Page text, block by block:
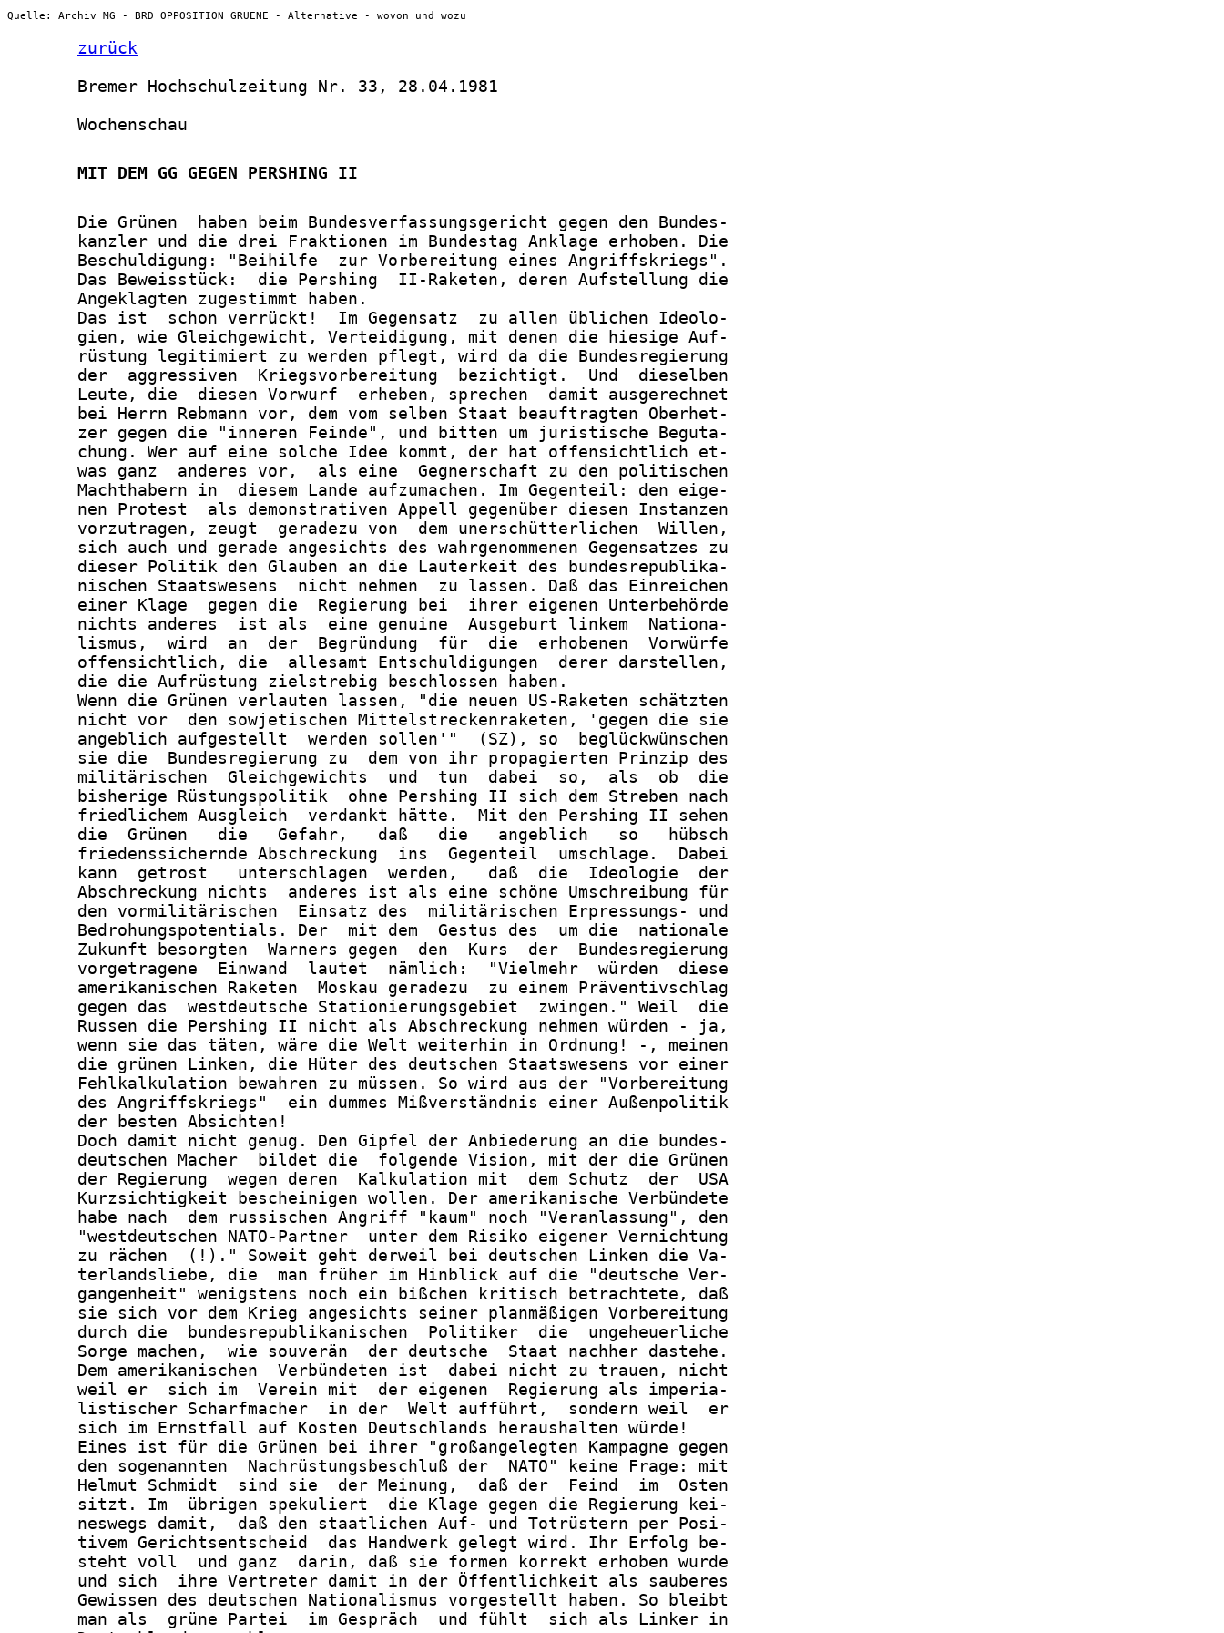
Quelle: Archiv MG - BRD OPPOSITION GRUENE - Alternative - wovon und wozu
zurück
       Bremer Hochschulzeitung Nr. 33, 28.04.1981
       Wochenschau
       MIT DEM GG GEGEN PERSHING II
       Die Grünen  haben beim Bundesverfassungsgericht gegen den Bundes-
       kanzler und die drei Fraktionen im Bundestag Anklage erhoben. Die
       Beschuldigung: "Beihilfe  zur Vorbereitung eines Angriffskriegs".
       Das Beweisstück:  die Pershing  II-Raketen, deren Aufstellung die
       Angeklagten zugestimmt haben.
       Das ist  schon verrückt!  Im Gegensatz  zu allen üblichen Ideolo-
       gien, wie Gleichgewicht, Verteidigung, mit denen die hiesige Auf-
       rüstung legitimiert zu werden pflegt, wird da die Bundesregierung
       der  aggressiven  Kriegsvorbereitung  bezichtigt.  Und  dieselben
       Leute, die  diesen Vorwurf  erheben, sprechen  damit ausgerechnet
       bei Herrn Rebmann vor, dem vom selben Staat beauftragten Oberhet-
       zer gegen die "inneren Feinde", und bitten um juristische Beguta-
       chung. Wer auf eine solche Idee kommt, der hat offensichtlich et-
       was ganz  anderes vor,  als eine  Gegnerschaft zu den politischen
       Machthabern in  diesem Lande aufzumachen. Im Gegenteil: den eige-
       nen Protest  als demonstrativen Appell gegenüber diesen Instanzen
       vorzutragen, zeugt  geradezu von  dem unerschütterlichen  Willen,
       sich auch und gerade angesichts des wahrgenommenen Gegensatzes zu
       dieser Politik den Glauben an die Lauterkeit des bundesrepublika-
       nischen Staatswesens  nicht nehmen  zu lassen. Daß das Einreichen
       einer Klage  gegen die  Regierung bei  ihrer eigenen Unterbehörde
       nichts anderes  ist als  eine genuine  Ausgeburt linkem  Nationa-
       lismus,  wird  an  der  Begründung  für  die  erhobenen  Vorwürfe
       offensichtlich, die  allesamt Entschuldigungen  derer darstellen,
       die die Aufrüstung zielstrebig beschlossen haben.
       Wenn die Grünen verlauten lassen, "die neuen US-Raketen schätzten
       nicht vor  den sowjetischen Mittelstreckenraketen, 'gegen die sie
       angeblich aufgestellt  werden sollen'"  (SZ), so  beglückwünschen
       sie die  Bundesregierung zu  dem von ihr propagierten Prinzip des
       militärischen  Gleichgewichts  und  tun  dabei  so,  als  ob  die
       bisherige Rüstungspolitik  ohne Pershing II sich dem Streben nach
       friedlichem Ausgleich  verdankt hätte.  Mit den Pershing II sehen
       die  Grünen   die   Gefahr,   daß   die   angeblich   so   hübsch
       friedenssichernde Abschreckung  ins  Gegenteil  umschlage.  Dabei
       kann  getrost   unterschlagen  werden,   daß  die  Ideologie  der
       Abschreckung nichts  anderes ist als eine schöne Umschreibung für
       den vormilitärischen  Einsatz des  militärischen Erpressungs- und
       Bedrohungspotentials. Der  mit dem  Gestus des  um die  nationale
       Zukunft besorgten  Warners gegen  den  Kurs  der  Bundesregierung
       vorgetragene  Einwand  lautet  nämlich:  "Vielmehr  würden  diese
       amerikanischen Raketen  Moskau geradezu  zu einem Präventivschlag
       gegen das  westdeutsche Stationierungsgebiet  zwingen." Weil  die
       Russen die Pershing II nicht als Abschreckung nehmen würden - ja,
       wenn sie das täten, wäre die Welt weiterhin in Ordnung! -, meinen
       die grünen Linken, die Hüter des deutschen Staatswesens vor einer
       Fehlkalkulation bewahren zu müssen. So wird aus der "Vorbereitung
       des Angriffskriegs"  ein dummes Mißverständnis einer Außenpolitik
       der besten Absichten!
       Doch damit nicht genug. Den Gipfel der Anbiederung an die bundes-
       deutschen Macher  bildet die  folgende Vision, mit der die Grünen
       der Regierung  wegen deren  Kalkulation mit  dem Schutz  der  USA
       Kurzsichtigkeit bescheinigen wollen. Der amerikanische Verbündete
       habe nach  dem russischen Angriff "kaum" noch "Veranlassung", den
       "westdeutschen NATO-Partner  unter dem Risiko eigener Vernichtung
       zu rächen  (!)." Soweit geht derweil bei deutschen Linken die Va-
       terlandsliebe, die  man früher im Hinblick auf die "deutsche Ver-
       gangenheit" wenigstens noch ein bißchen kritisch betrachtete, daß
       sie sich vor dem Krieg angesichts seiner planmäßigen Vorbereitung
       durch die  bundesrepublikanischen  Politiker  die  ungeheuerliche
       Sorge machen,  wie souverän  der deutsche  Staat nachher dastehe.
       Dem amerikanischen  Verbündeten ist  dabei nicht zu trauen, nicht
       weil er  sich im  Verein mit  der eigenen  Regierung als imperia-
       listischer Scharfmacher  in der  Welt aufführt,  sondern weil  er
       sich im Ernstfall auf Kosten Deutschlands heraushalten würde!
       Eines ist für die Grünen bei ihrer "großangelegten Kampagne gegen
       den sogenannten  Nachrüstungsbeschluß der  NATO" keine Frage: mit
       Helmut Schmidt  sind sie  der Meinung,  daß der  Feind  im  Osten
       sitzt. Im  übrigen spekuliert  die Klage gegen die Regierung kei-
       neswegs damit,  daß den staatlichen Auf- und Totrüstern per Posi-
       tivem Gerichtsentscheid  das Handwerk gelegt wird. Ihr Erfolg be-
       steht voll  und ganz  darin, daß sie formen korrekt erhoben wurde
       und sich  ihre Vertreter damit in der Öffentlichkeit als sauberes
       Gewissen des deutschen Nationalismus vorgestellt haben. So bleibt
       man als  grüne Partei  im Gespräch  und fühlt  sich als Linker in